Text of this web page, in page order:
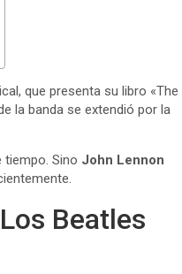
que presenta su libro «The
la banda se extendió por la
Sino John Lennon
Beatles